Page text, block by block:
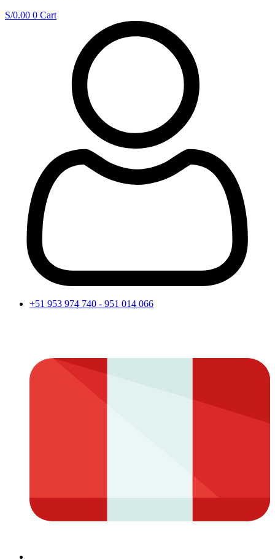
S/0.00 0 Cart
+51 953 974 740 - 951 014 066